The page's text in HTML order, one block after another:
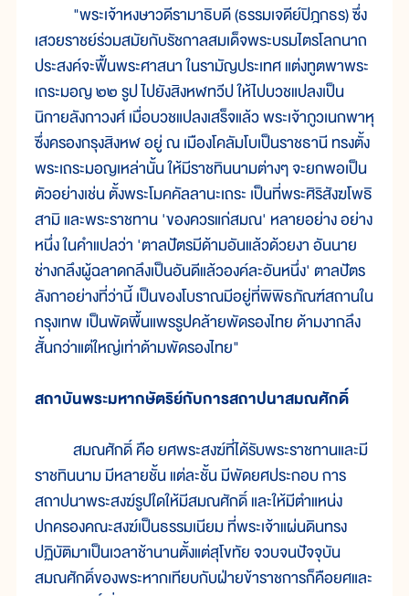
"พระเจ้าหงษาวดีรามาธิบดี (ธรรมเจดีย์ปิฎกธร) ซึ่ง
เสวยราชย์ร่วมสมัยกับรัชกาลสมเด็จพระบรมไตรโลกนาถ
ประสงค์จะฟื้นพระศาสนา ในรามัญประเทศ แต่งทูตพาพระ
เถระมอญ ๒๒ รูป ไปยังสิงหฬทวีป ให้ไปบวชแปลงเป็น
นิกายลังกาวงศ์ เมื่อบวชแปลงเสร็จแล้ว พระเจ้าภูวเนกพาหุ
ซึ่งครองกรุงสิงหฬ อยู่ ณ เมืองโคลัมโบเป็นราชธานี ทรงตั้ง
พระเถระมอญเหล่านั้น ให้มีราชทินนามต่างๆ จะยกพอเป็น
ตัวอย่างเช่น ตั้งพระโมคคัลลานะเถระ เป็นที่พระศิริสังฆโพธิ
สามิ และพระราชทาน 'ของควรแก่สมณ' หลายอย่าง อย่าง
หนึ่ง ในคำแปลว่า 'ตาลปัตรมีด้ามอันแล้วด้วยงา อันนาย
ช่างกลึงผู้ฉลาดกลึงเป็นอันดีแล้วองค์ละอันหนึ่ง' ตาลปัตร
ลังกาอย่างที่ว่านี้ เป็นของโบราณมีอยู่ที่พิพิธภัณฑ์สถานใน
กรุงเทพ เป็นพัดพื้นแพรรูปคล้ายพัดรองไทย ด้ามงากลึง
สั้นกว่าแต่ใหญ่เท่าด้ามพัดรองไทย"
สถาบันพระมหากษัตริย์กับการสถาปนาสมณศักดิ์
สมณศักดิ์ คือ ยศพระสงฆ์ที่ได้รับพระราชทานและมี
ราชทินนาม มีหลายชั้น แต่ละชั้น มีพัดยศประกอบ การ
สถาปนาพระสงฆ์รูปใดให้มีสมณศักดิ์ และให้มีตำแหน่ง
ปกครองคณะสงฆ์เป็นธรรมเนียม ที่พระเจ้าแผ่นดินทรง
ปฏิบัติมาเป็นเวลาช้านานตั้งแต่สุโขทัย จวบจนปัจจุบัน
สมณศักดิ์ของพระหากเทียบกับฝ่ายข้าราชการก็คือยศและ